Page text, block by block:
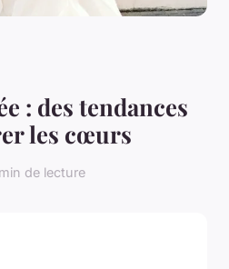
: des tendances
les cœurs
de lecture